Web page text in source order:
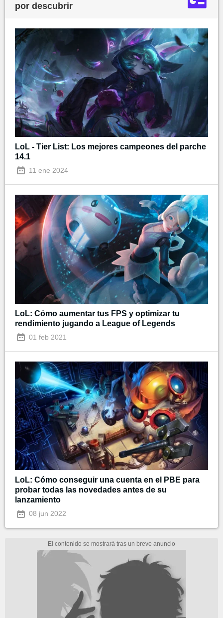
por descubrir
LoL - Tier List: Los mejores campeones del parche
14.1
11 ene 2024
LoL: Cómo aumentar tus FPS y optimizar tu
rendimiento jugando a League of Legends
01 feb 2021
LoL: Cómo conseguir una cuenta en el PBE para
probar todas las novedades antes de su
lanzamiento
08 jun 2022